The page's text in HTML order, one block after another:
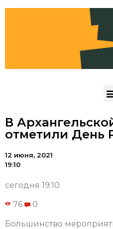
В
отметили День
12 июня, 2021
19:10
сегодня 19:10
76 0
Большинство